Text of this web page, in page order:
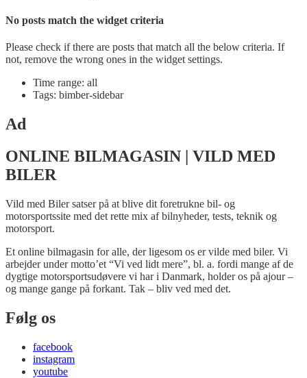
No posts match the widget criteria
Please check if there are posts that match all the below criteria. If
not, remove the wrong ones in the widget settings.
Time range: all
Tags: bimber-sidebar
Ad
ONLINE BILMAGASIN | VILD MED
BILER
Vild med Biler satser på at blive dit foretrukne bil- og
motorsportssite med det rette mix af bilnyheder, tests, teknik og
motorsport.
Et online bilmagasin for alle, der ligesom os er vilde med biler. Vi
arbejder under motto’et “Vi ved lidt mere”, bl. a. fordi mange af de
dygtige motorsportsudøvere vi har i Danmark, holder os på ajour –
og mange gange på forkant. Tak – bliv ved med det.
Følg os
facebook
instagram
youtube